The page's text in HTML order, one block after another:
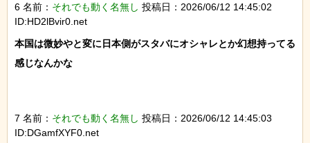
6 名前： それでも動く名無し 投稿日：2026/06/12 14:45:02
ID:HD2lBvir0.net
本国は微妙やと変に日本側がスタバにオシャレとか幻想持ってる
感じなんかな
7 名前： それでも動く名無し 投稿日：2026/06/12 14:45:03
ID:DGamfXYF0.net